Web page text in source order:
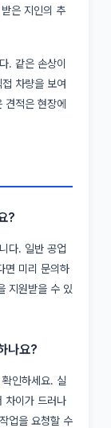
은 지인의 추
. 같은 손상이
차량을 보여
적은 현장에
?
다. 일반 공업
면 미리 문의하
지원받을 수 있
나요?
인하세요. 실
차이가 드러나
업을 요청할 수